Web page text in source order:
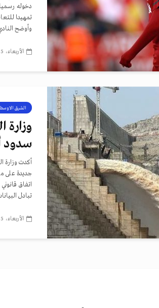
دخوله
تمهيدا
وأوضح
الأربعاء، 5 أغسطس 2026، 6:46 ص
الشرق الاوسط
وزارة
سدود
أكدت وزارة
جديدة على
اتفاق
تبادل
الأربعاء، 5 أغسطس 2026، 6:44 ص